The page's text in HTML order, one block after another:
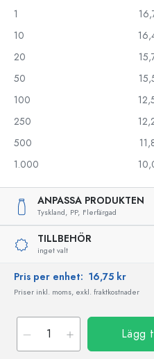
1
10
20
50
100
250
500
1.000
ANPASSA PRODUKTEN
Tyskland, PP, Flerfärgad
TILLBEHÖR
inget valt
Pris per enhet: 16,75 kr
Priser inkl. moms, exkl. fraktkostnader
Lägg